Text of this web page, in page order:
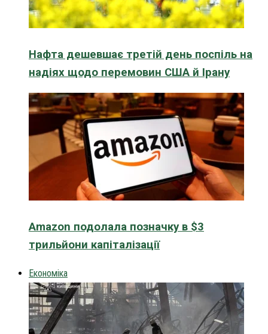
Нафта дешевшає третій день поспіль на
надіях щодо перемовин США й Ірану
Amazon подолала позначку в $3
трильйони капіталізації
Економіка